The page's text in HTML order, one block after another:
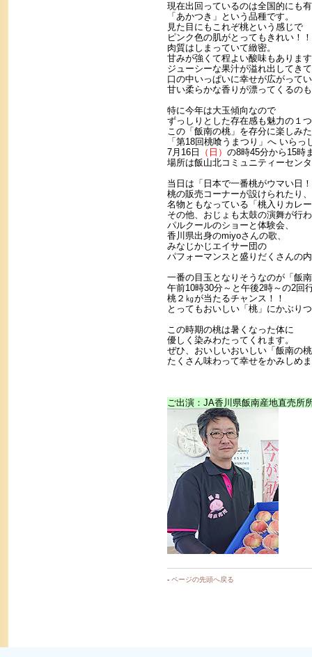
現在出回っているのは全国的にも
「あかつき」という品種です。
見た目にもこれぞ桃という感じで
ピンク色の肌がとってもきれい！！
肉質はしまっていて緻密。
甘みが強くて程よい酸味もありま
ジューシーな果汁が溢れ出してきて
口の中いっぱいに幸せが広がって
甘い柔らかな香りが漂ってくるの
特に今年は大玉傾向なので
ずっしりとした存在感も魅力の１
この「飯南の桃」を存分に楽しみ
「第18回桃喰うまつり」へ いらっ
7月16日
（日） の8時45分から15時
場所は飯山北コミュニティーセン
当日は「日本で一番桃がウマい日
桃の販売コーナーが設けられたり、
名物ともなっている「桃入りカレ
その他、おじょも太鼓の演舞が行
パルクールのショーと体験会、
香川県出身のmiyoさんの歌、
みなじかじエイサー団の
パフォーマンスと盛りだくさんの
一番の目玉となりそうなのが「飯
午前10時30分～と午後2時～の2回
桃２㎏が当たるチャンス！！
とってもおいしい「桃」にかぶり
この時期の桃は暑くなった体に
優しく染みわたってくれます。
ぜひ、おいしいおいしい「飯南の
たくさん味わって幸せをかみしめ
ご出演：JA香川県飯南産地直売所
- ページの先頭へ戻る